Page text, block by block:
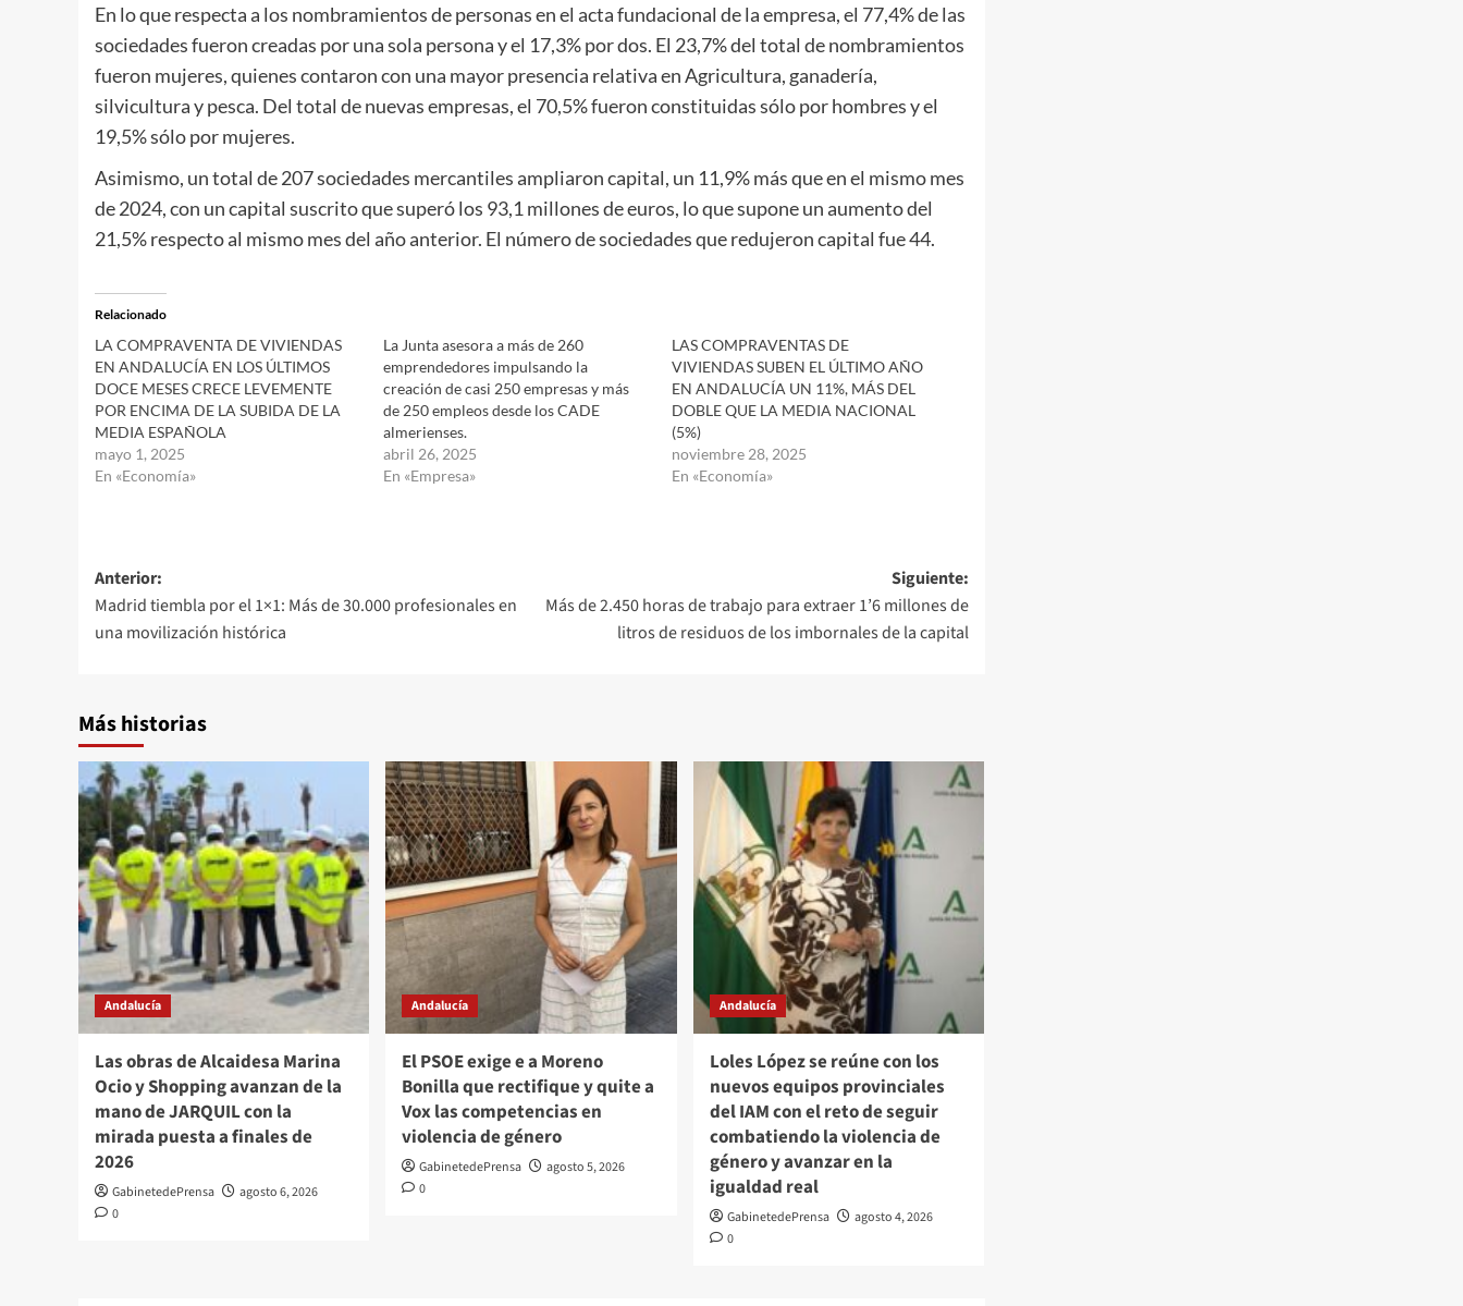
En lo que respecta a los nombramientos de personas en el acta fundacional de la empresa, el 77,4% de las
sociedades fueron creadas por una sola persona y el 17,3% por dos. El 23,7% del total de nombramientos
fueron mujeres, quienes contaron con una mayor presencia relativa en Agricultura, ganadería,
silvicultura y pesca. Del total de nuevas empresas, el 70,5% fueron constituidas sólo por hombres y el
19,5% sólo por mujeres.
Asimismo, un total de 207 sociedades mercantiles ampliaron capital, un 11,9% más que en el mismo mes
de 2024, con un capital suscrito que superó los 93,1 millones de euros, lo que supone un aumento del
21,5% respecto al mismo mes del año anterior. El número de sociedades que redujeron capital fue 44.
Relacionado
LA COMPRAVENTA DE VIVIENDAS
EN ANDALUCÍA EN LOS ÚLTIMOS
DOCE MESES CRECE LEVEMENTE
POR ENCIMA DE LA SUBIDA DE LA
MEDIA ESPAÑOLA
mayo 1, 2025
En «Economía»
La Junta asesora a más de 260
emprendedores impulsando la
creación de casi 250 empresas y más
de 250 empleos desde los CADE
almerienses.
abril 26, 2025
En «Empresa»
LAS COMPRAVENTAS DE
VIVIENDAS SUBEN EL ÚLTIMO AÑO
EN ANDALUCÍA UN 11%, MÁS DEL
DOBLE QUE LA MEDIA NACIONAL
(5%)
noviembre 28, 2025
En «Economía»
Navegación
de
entradas
Anterior:
Madrid tiembla por el 1×1: Más de 30.000 profesionales en
una movilización histórica
Siguiente:
Más de 2.450 horas de trabajo para extraer 1’6 millones de
litros de residuos de los imbornales de la capital
Más historias
Andalucía
Las obras de Alcaidesa Marina
Ocio y Shopping avanzan de la
mano de JARQUIL con la
mirada puesta a finales de
2026
GabinetedePrensa
agosto 6, 2026
0
Andalucía
El PSOE exige e a Moreno
Bonilla que rectifique y quite a
Vox las competencias en
violencia de género
GabinetedePrensa
agosto 5, 2026
0
Andalucía
Loles López se reúne con los
nuevos equipos provinciales
del IAM con el reto de seguir
combatiendo la violencia de
género y avanzar en la
igualdad real
GabinetedePrensa
agosto 4, 2026
0